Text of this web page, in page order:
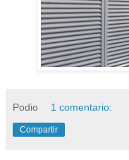
Podio 1 comentario:
Compartir